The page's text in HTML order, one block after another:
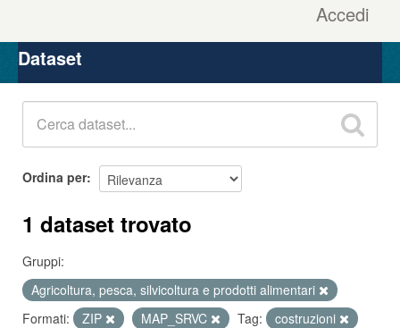
Accedi
Organizzazioni
Gruppi
Dataset
Ordina per
1 dataset trovato
Gruppi:
Agricoltura, pesca, silvicoltura e prodotti alimentari
Formati:
ZIP MAP_SRVC Tag:
costruzioni